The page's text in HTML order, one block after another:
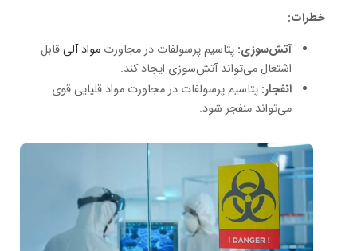
خطرات:
آتش‌سوزی: پتاسیم پرسولفات در مجاورت مواد آلیقابل
اشتعال می‌تواند آتش‌سوزی ایجاد کند.
انفجار: پتاسیم پرسولفات در مجاورت مواد قلیایی قوی
می‌تواند منفجر شود.